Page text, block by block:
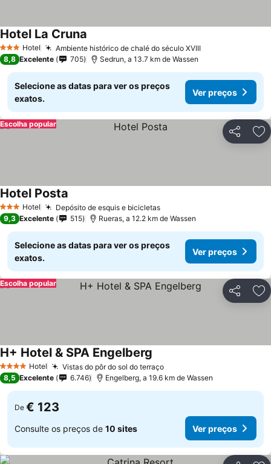
3 EstrelasHotel Ambiente histórico de chalé do século XVIII
Hotel La Cruna
8,8 Excelente 705 Sedrun, a 13.7 km de Wassen
Selecione as datas para ver os preços
exatos.
Ver preços
Partilhar
Escolha popular
3 EstrelasHotel Depósito de esquis e bicicletas
Hotel Posta
9,3 Excelente 515 Rueras, a 12.2 km de Wassen
Selecione as datas para ver os preços
exatos.
Ver preços
Partilhar
Escolha popular
4 EstrelasHotel Vistas do pôr do sol do terraço
H+ Hotel & SPA Engelberg
8,5 Excelente 6.746 Engelberg, a 19.6 km de Wassen
De € 123
Consulte os preços de 10 sites Ver preços